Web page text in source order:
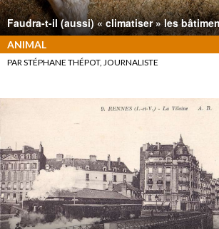
Faudra-t-il (aussi) « climatiser » les
ANIMAL
PAR STÉPHANE THÉPOT, JOURNALISTE